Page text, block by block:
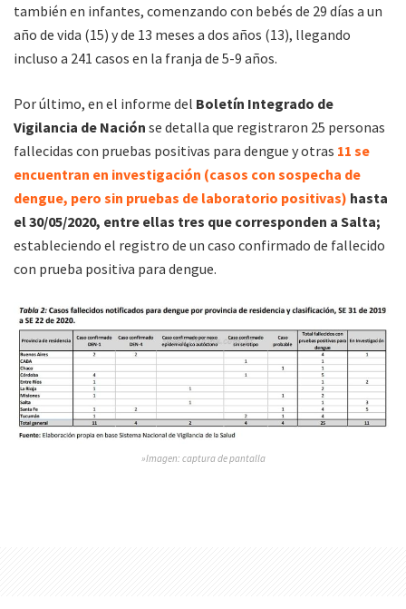
también en infantes, comenzando con bebés de 29 días a un
año de vida (15) y de 13 meses a dos años (13), llegando
incluso a 241 casos en la franja de 5-9 años.
Por último, en el informe del Boletín Integrado de
Vigilancia de Nación se detalla que registraron 25 personas
fallecidas con pruebas positivas para dengue y otras 11 se
encuentran en investigación (casos con sospecha de
dengue, pero sin pruebas de laboratorio positivas) hasta
el 30/05/2020, entre ellas tres que corresponden a Salta;
estableciendo el registro de un caso confirmado de fallecido
con prueba positiva para dengue.
»Imagen: captura de pantalla